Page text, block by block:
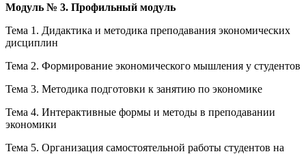
Модуль № 3. Профильный модуль
Тема 1. Дидактика и методика преподавания экономических
дисциплин
Тема 2. Формирование экономического мышления у студентов
Тема 3. Методика подготовки к занятию по экономике
Тема 4. Интерактивные формы и методы в преподавании
экономики
Тема 5. Организация самостоятельной работы студентов на